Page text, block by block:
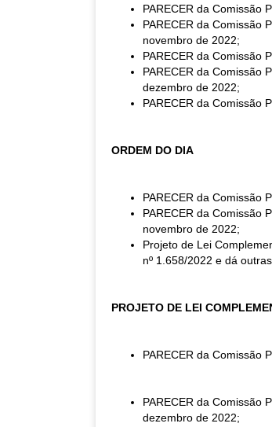
PARECER da Comissão
PARECER da Comissão
novembro de 2022;
PARECER da Comissão
PARECER da Comissão
dezembro de 2022;
PARECER da Comissão
ORDEM DO DIA
PARECER da Comissão
PARECER da Comissão
novembro de 2022;
Projeto de Lei
nº 1.658/2022 e dá
PROJETO DE LEI
PARECER da Comissão
PARECER da Comissão
dezembro de 2022;